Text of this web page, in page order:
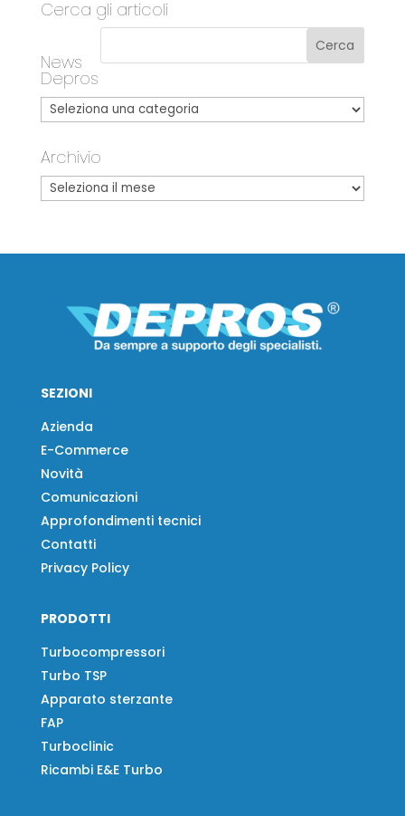
Cerca gli articoli
News
Depros
Archivio
SEZIONI
Azienda
E-Commerce
Novità
Comunicazioni
Approfondimenti tecnici
Contatti
Privacy Policy
PRODOTTI
Turbocompressori
Turbo TSP
Apparato sterzante
FAP
Turboclinic
Ricambi E&E Turbo